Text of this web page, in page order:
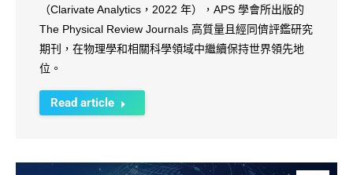
（Clarivate Analytics，2022 年），APS 學會所出版的
The Physical Review Journals 高質量且經同儕評鑑研究
期刊，在物理學和相關科學領域中繼續保持世界領先地
位。
Read article